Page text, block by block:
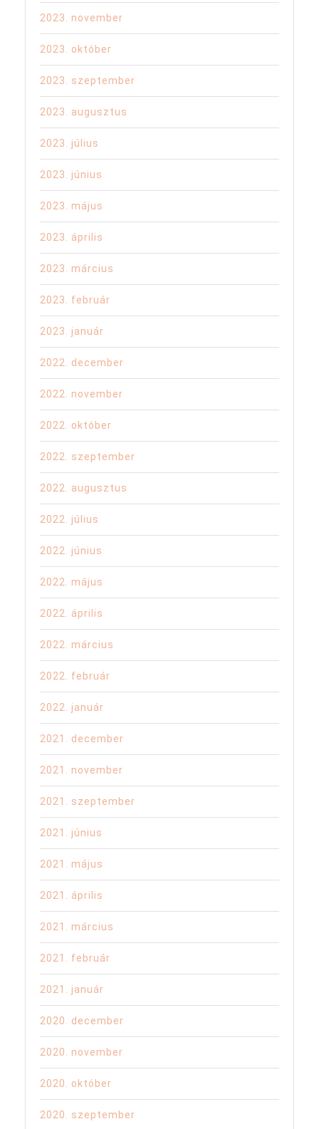
2023. november
2023. október
2023. szeptember
2023. augusztus
2023. július
2023. június
2023. május
2023. április
2023. március
2023. február
2023. január
2022. december
2022. november
2022. október
2022. szeptember
2022. augusztus
2022. július
2022. június
2022. május
2022. április
2022. március
2022. február
2022. január
2021. december
2021. november
2021. szeptember
2021. június
2021. május
2021. április
2021. március
2021. február
2021. január
2020. december
2020. november
2020. október
2020. szeptember